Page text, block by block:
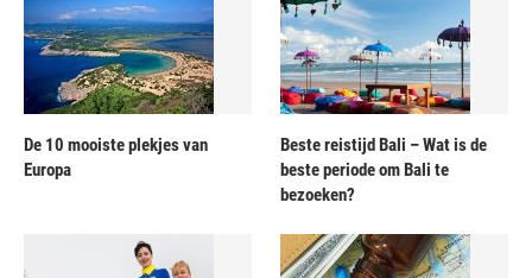
De 10 mooiste plekjes van
Europa
Beste reistijd Bali – Wat is de
beste periode om Bali te
bezoeken?